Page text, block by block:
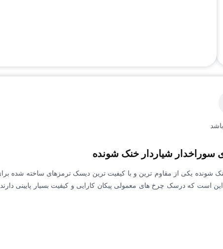
سوراخدار شیاردار خنک شونده
است که درسک چرخ های معمولی پیکان کارایی و کیفیت بسیار پایینی